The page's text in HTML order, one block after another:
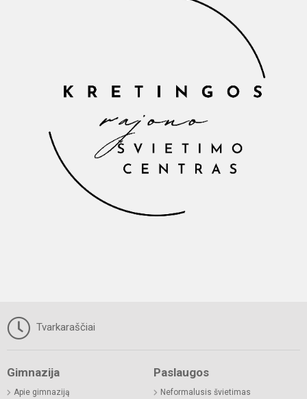
Tvarkaraščiai
Gimnazija
Apie gimnaziją
Paslaugos
Neformalusis švietimas